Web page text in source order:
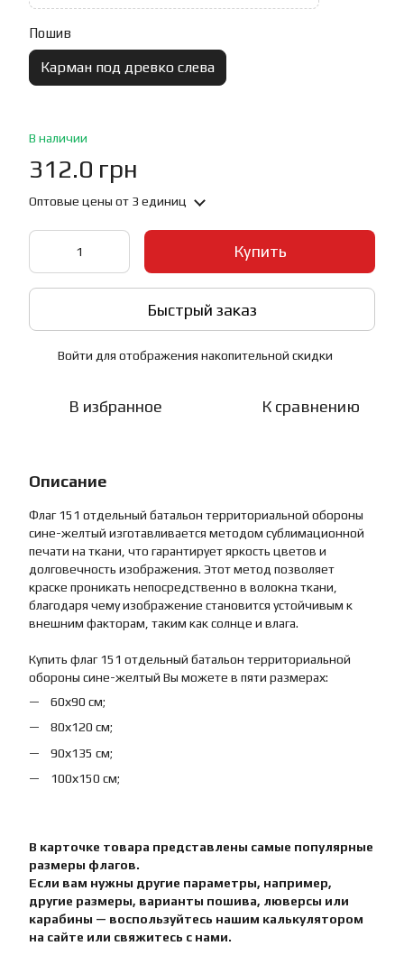
Пошив
Карман под древко слева
В наличии
312.0 грн
Оптовые цены от 3 единиц
Купить
Быстрый заказ
Войти для отображения накопительной скидки
В избранное К сравнению
Описание
Флаг 151 отдельный батальон территориальной обороны
сине-желтый изготавливается методом сублимационной
печати на ткани, что гарантирует яркость цветов и
долговечность изображения. Этот метод позволяет
краске проникать непосредственно в волокна ткани,
благодаря чему изображение становится устойчивым к
внешним факторам, таким как солнце и влага.
Купить флаг 151 отдельный батальон территориальной
обороны сине-желтый Вы можете в пяти размерах:
60х90 см;
80х120 см;
90х135 см;
100х150 см;
В карточке товара представлены самые популярные
размеры флагов.
Если вам нужны другие параметры, например,
другие размеры, варианты пошива, люверсы или
карабины — воспользуйтесь нашим калькулятором
на сайте или свяжитесь с нами.